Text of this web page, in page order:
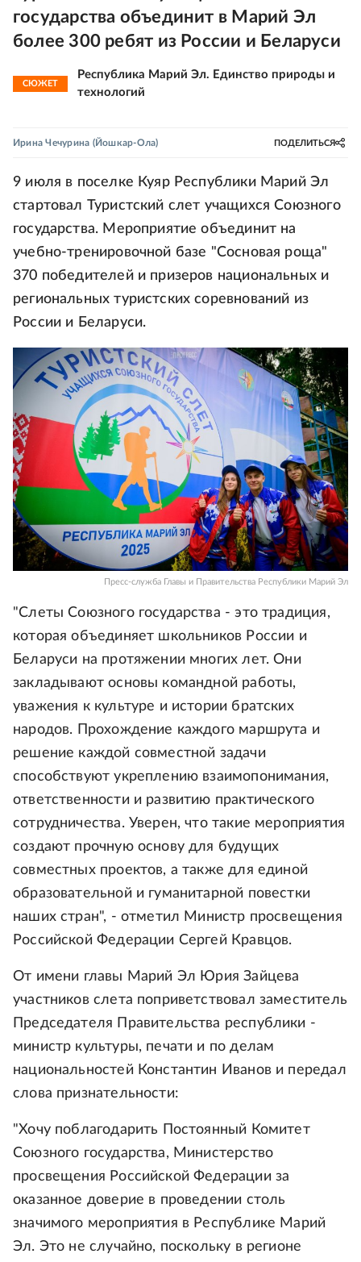
государства объединит в Марий Эл
более 300 ребят из России и Беларуси
СЮЖЕТ
Республика Марий Эл. Единство природы и
технологий
Ирина Чечурина (Йошкар-Ола) ПОДЕЛИТЬСЯ
9 июля в поселке Куяр Республики Марий Эл
стартовал Туристский слет учащихся Союзного
государства. Мероприятие объединит на
учебно-тренировочной базе "Сосновая роща"
370 победителей и призеров национальных и
региональных туристских соревнований из
России и Беларуси.
Пресс-служба Главы и Правительства Республики Марий Эл
"Слеты Союзного государства - это традиция,
которая объединяет школьников России и
Беларуси на протяжении многих лет. Они
закладывают основы командной работы,
уважения к культуре и истории братских
народов. Прохождение каждого маршрута и
решение каждой совместной задачи
способствуют укреплению взаимопонимания,
ответственности и развитию практического
сотрудничества. Уверен, что такие мероприятия
создают прочную основу для будущих
совместных проектов, а также для единой
образовательной и гуманитарной повестки
наших стран", - отметил Министр просвещения
Российской Федерации Сергей Кравцов.
От имени главы Марий Эл Юрия Зайцева
участников слета поприветствовал заместитель
Председателя Правительства республики -
министр культуры, печати и по делам
национальностей Константин Иванов и передал
слова признательности:
"Хочу поблагодарить Постоянный Комитет
Союзного государства, Министерство
просвещения Российской Федерации за
оказанное доверие в проведении столь
значимого мероприятия в Республике Марий
Эл. Это не случайно, поскольку в регионе